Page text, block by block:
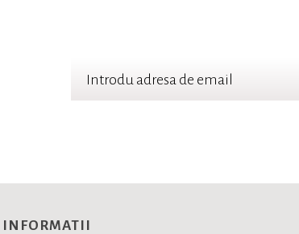
INFORMATII